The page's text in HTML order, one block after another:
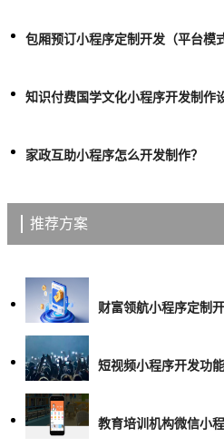
包厢预订小程序定制开发（平台模
知识付费国学文化小程序开发制作
家政互助小程序怎么开发制作？
推荐方案
财富领航小程序定制
短视频小程序开发功
教育培训机构微信小